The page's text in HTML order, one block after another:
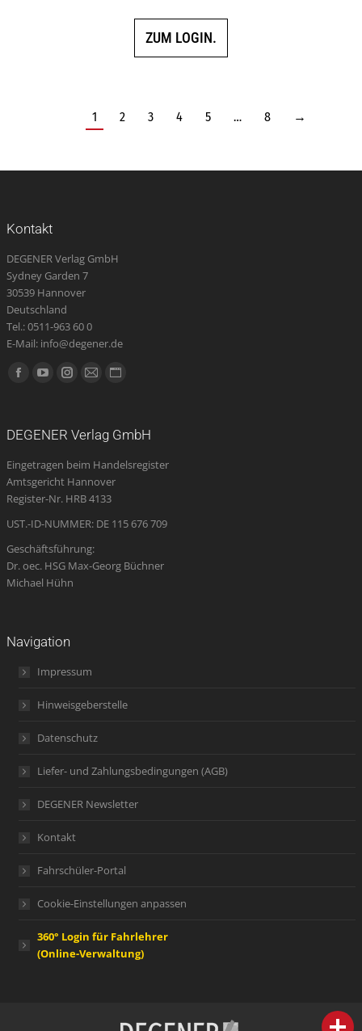
ZUM LOGIN.
1 2 3 4 5 … 8 →
Kontakt
DEGENER Verlag GmbH
Sydney Garden 7
30539 Hannover
Deutschland
Tel.: 0511-963 60 0
E-Mail: info@degener.de
Finden Sie uns auf:
Facebook
new
window
YouTube
new
window
Instagram
new
window
E-
opens
in
new
Website
new
DEGENER Verlag GmbH
Eingetragen beim Handelsregister
Amtsgericht Hannover
Register-Nr. HRB 4133
UST.-ID-NUMMER: DE 115 676 709
Geschäftsführung:
Dr. oec. HSG Max-Georg Büchner
Michael Hühn
Navigation
Impressum
Hinweisgeberstelle
Datenschutz
Liefer- und Zahlungsbedingungen (AGB)
DEGENER Newsletter
Kontakt
Fahrschüler-Portal
Cookie-Einstellungen anpassen
360° Login für Fahrlehrer
(Online-Verwaltung)
person IHR FACHBERATER